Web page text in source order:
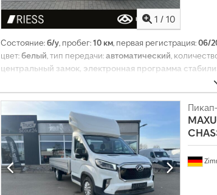
1 / 10
Состояние:б/у, пробег:10 км, первая регистрация:06/
цвет:белый, тип передачи:автоматический,
центральный замок, электронная программа